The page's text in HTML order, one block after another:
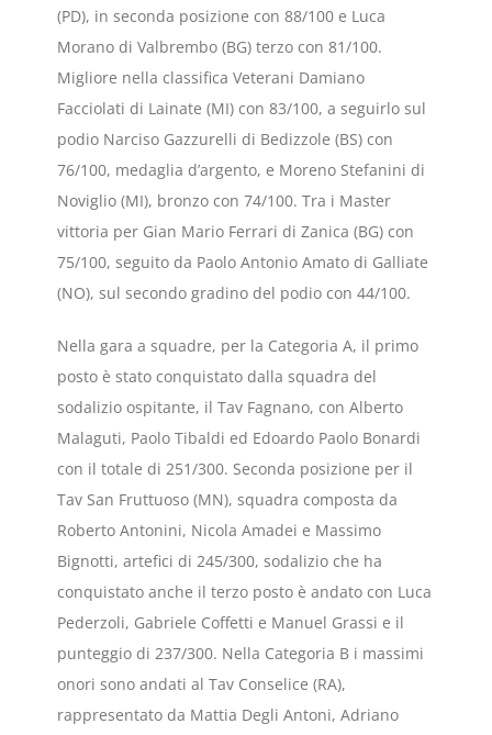
(PD), in seconda posizione con 88/100 e Luca
Morano di Valbrembo (BG) terzo con 81/100.
Migliore nella classifica Veterani Damiano
Facciolati di Lainate (MI) con 83/100, a seguirlo sul
podio Narciso Gazzurelli di Bedizzole (BS) con
76/100, medaglia d’argento, e Moreno Stefanini di
Noviglio (MI), bronzo con 74/100. Tra i Master
vittoria per Gian Mario Ferrari di Zanica (BG) con
75/100, seguito da Paolo Antonio Amato di Galliate
(NO), sul secondo gradino del podio con 44/100.
Nella gara a squadre, per la Categoria A, il primo
posto è stato conquistato dalla squadra del
sodalizio ospitante, il Tav Fagnano, con Alberto
Malaguti, Paolo Tibaldi ed Edoardo Paolo Bonardi
con il totale di 251/300. Seconda posizione per il
Tav San Fruttuoso (MN), squadra composta da
Roberto Antonini, Nicola Amadei e Massimo
Bignotti, artefici di 245/300, sodalizio che ha
conquistato anche il terzo posto è andato con Luca
Pederzoli, Gabriele Coffetti e Manuel Grassi e il
punteggio di 237/300. Nella Categoria B i massimi
onori sono andati al Tav Conselice (RA),
rappresentato da Mattia Degli Antoni, Adriano